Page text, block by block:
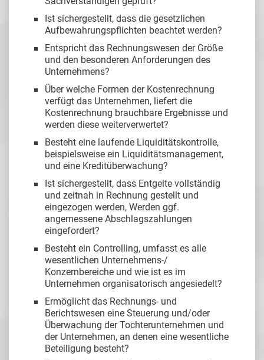
Ist sichergestellt, dass die gesetzlichen
Aufbewahrungspflichten beachtet werden?
Entspricht das Rechnungswesen der Größe
und den besonderen Anforderungen des
Unternehmens?
Über welche Formen der Kostenrechnung
verfügt das Unternehmen, liefert die
Kostenrechnung brauchbare Ergebnisse und
werden diese weiterverwertet?
Besteht eine laufende Liquiditätskontrolle,
beispielsweise ein Liquiditätsmanagement,
und eine Kreditüberwachung?
Ist sichergestellt, dass Entgelte vollständig
und zeitnah in Rechnung gestellt und
eingezogen werden, Werden ggf.
angemessene Abschlagszahlungen
eingefordert?
Besteht ein Controlling, umfasst es alle
wesentlichen Unternehmens-/
Konzernbereiche und wie ist es im
Unternehmen organisatorisch angesiedelt?
Ermöglicht das Rechnungs- und
Berichtswesen eine Steuerung und/oder
Überwachung der Tochterunternehmen und
der Unternehmen, an denen eine wesentliche
Beteiligung besteht?